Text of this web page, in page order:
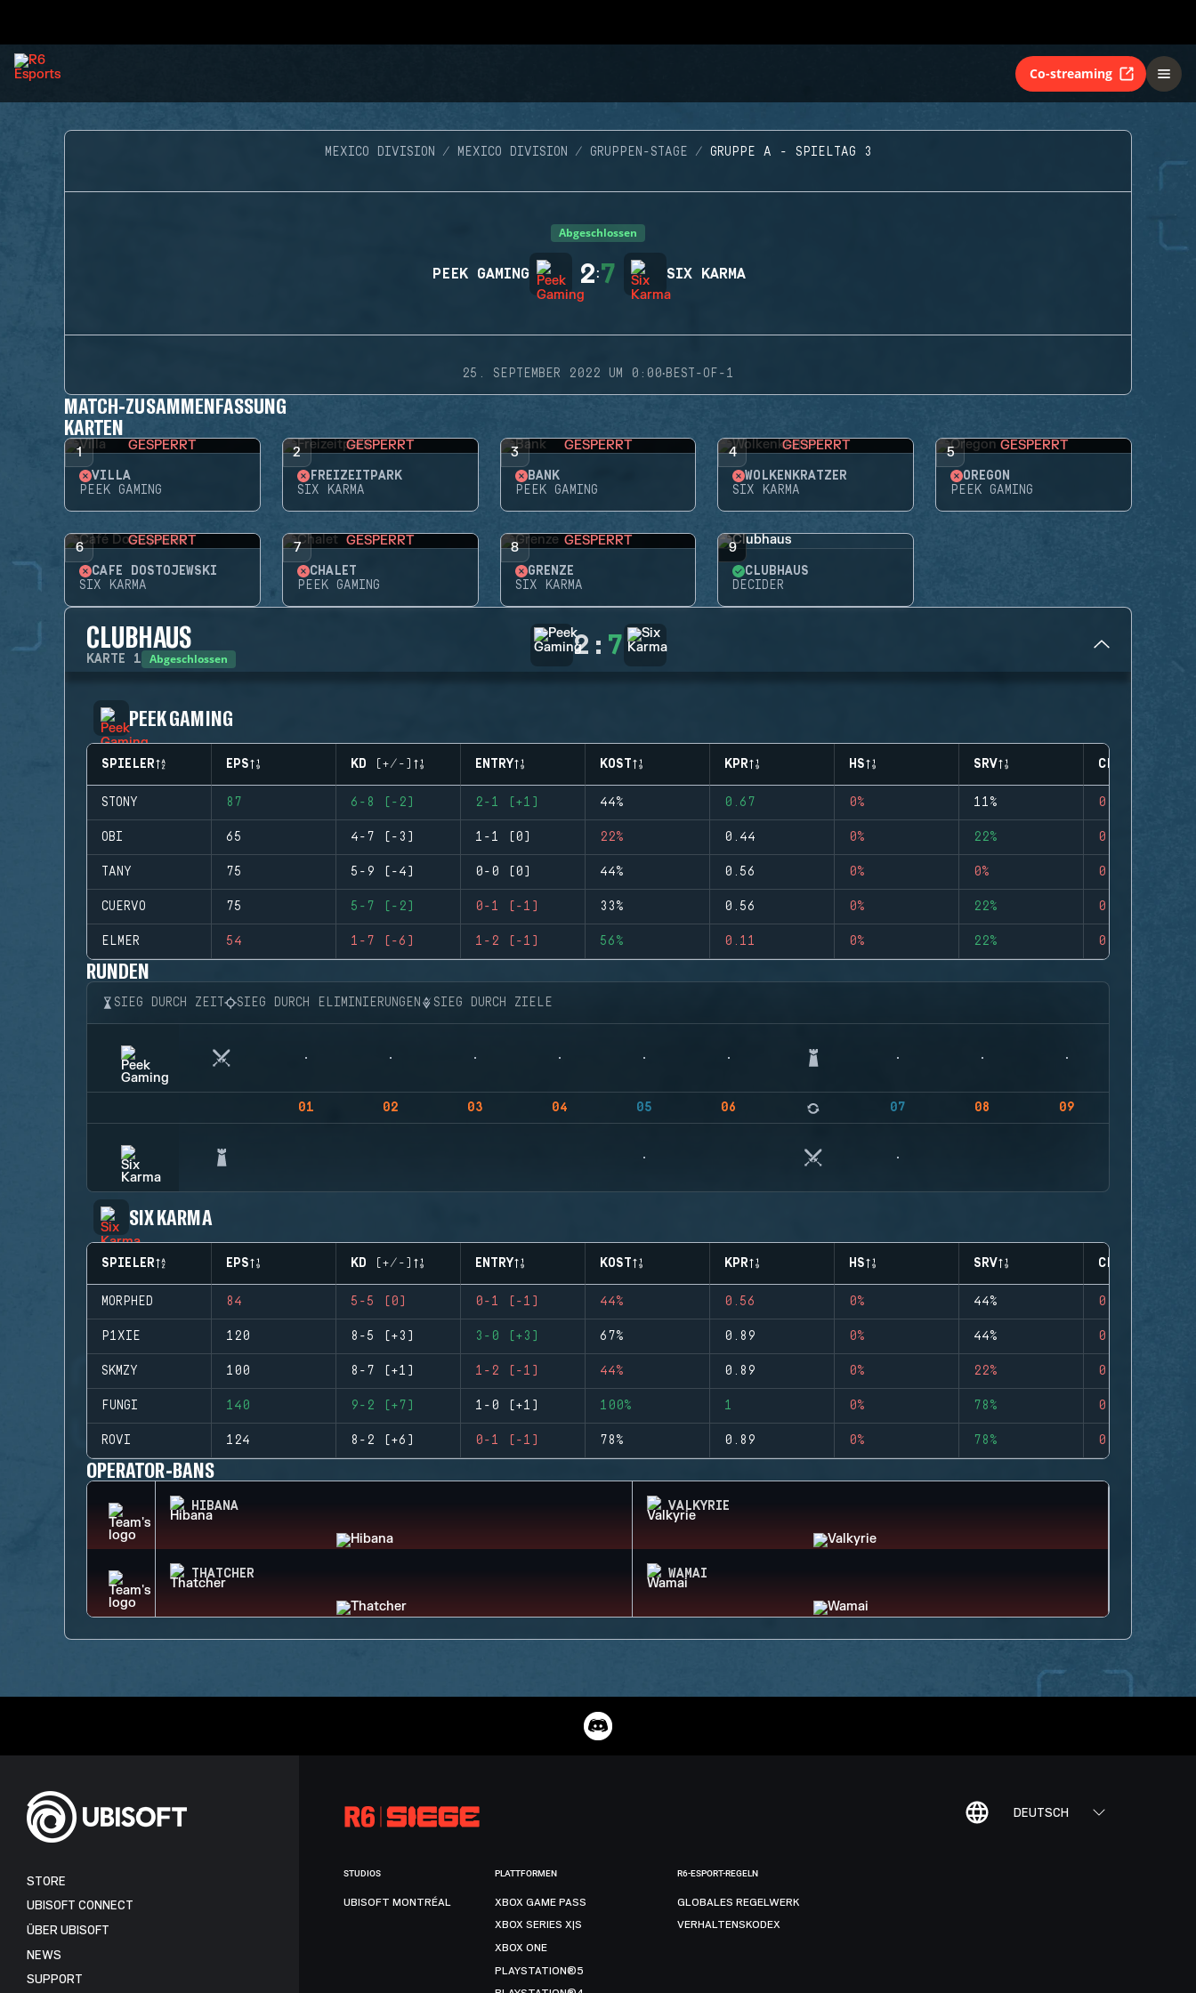
Co-streaming
MEXICO DIVISION MEXICO DIVISION GRUPPEN-STAGE GRUPPE A - SPIELTAG 3
Abgeschlossen
PEEK GAMING 2:7 SIX KARMA
25. SEPTEMBER 2022 UM 0:00·BEST-OF-1
MATCH-ZUSAMMENFASSUNG
KARTEN
1 GESPERRT
VILLA
PEEK GAMING
2 GESPERRT
FREIZEITPARK
SIX KARMA
3 GESPERRT
BANK
PEEK GAMING
4 GESPERRT
WOLKENKRATZER
SIX KARMA
5 GESPERRT
OREGON
PEEK GAMING
6 GESPERRT
CAFÉ DOSTOJEWSKI
SIX KARMA
7 GESPERRT
CHALET
PEEK GAMING
8 GESPERRT
GRENZE
SIX KARMA
9
CLUBHAUS
DECIDER
CLUBHAUS
KARTE 1 Abgeschlossen 2 : 7
PEEK GAMING
SPIELER EPS KD (+/-) ENTRY KOST KPR HS SRV CLUTCHES
STONY 87 6-8 (-2) 2-1 (+1) 44% 0.67 0% 11% 0
OBI 65 4-7 (-3) 1-1 (0) 22% 0.44 0% 22% 0
TANY 75 5-9 (-4) 0-0 (0) 44% 0.56 0% 0% 0
CUERVO 75 5-7 (-2) 0-1 (-1) 33% 0.56 0% 22% 0
ELMER 54 1-7 (-6) 1-2 (-1) 56% 0.11 0% 22% 0
RUNDEN
SIEG DURCH ZEIT SIEG DURCH ELIMINIERUNGEN SIEG DURCH ZIELE
01 02 03 04 05 06 07 08 09
SIX KARMA
SPIELER EPS KD (+/-) ENTRY KOST KPR HS SRV CLUTCHES
MORPHED 84 5-5 (0) 0-1 (-1) 44% 0.56 0% 44% 0
P1XIE 120 8-5 (+3) 3-0 (+3) 67% 0.89 0% 44% 0
SKMZY 100 8-7 (+1) 1-2 (-1) 44% 0.89 0% 22% 0
FUNGI 140 9-2 (+7) 1-0 (+1) 100% 1 0% 78% 0
ROVI 124 8-2 (+6) 0-1 (-1) 78% 0.89 0% 78% 0
OPERATOR-BANS
HIBANA VALKYRIE
THATCHER WAMAI
DEUTSCH
STORE
UBISOFT CONNECT
ÜBER UBISOFT
NEWS
SUPPORT
STUDIOS
UBISOFT MONTRÉAL
PLATTFORMEN
XBOX GAME PASS
XBOX SERIES X|S
XBOX ONE
PLAYSTATION®5
R6-ESPORT-REGELN
GLOBALES REGELWERK
VERHALTENSKODEX